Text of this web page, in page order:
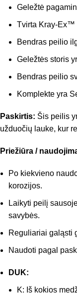
Geležtė
Tvirta Kray-Ex™
Bendras peilio
Geležtės storis
Bendras peilio
Komplekte yra
Paskirtis: Šis peilis
užduočių lauke, kur
Priežiūra /
Po kiekvieno
korozijos.
Laikyti peilį
savybės.
Reguliariai galąsti
Naudoti pagal
DUK:
K: Iš kokios